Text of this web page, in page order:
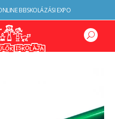
BEISKOLÁZÁSI EXPO